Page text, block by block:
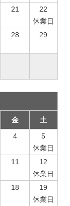
21
22
休業日
28 29
金
土
4
5
休業日
11
12
休業日
18
19
休業日